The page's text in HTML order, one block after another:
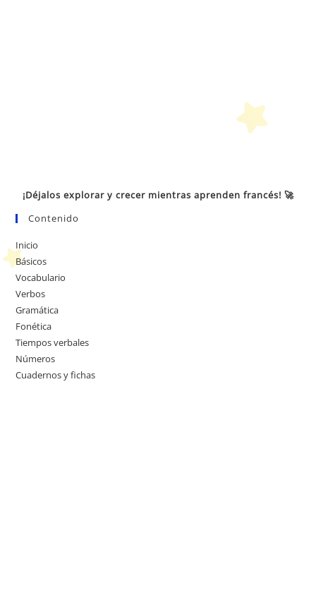
¡Déjalos explorar y crecer mientras aprenden francés! 🚀
Contenido
Inicio
Básicos
Vocabulario
Verbos
Gramática
Fonética
Tiempos verbales
Números
Cuadernos y fichas